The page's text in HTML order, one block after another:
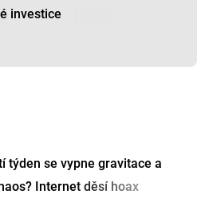
investice
týden se vypne gravitace a
Internet děsí hoax